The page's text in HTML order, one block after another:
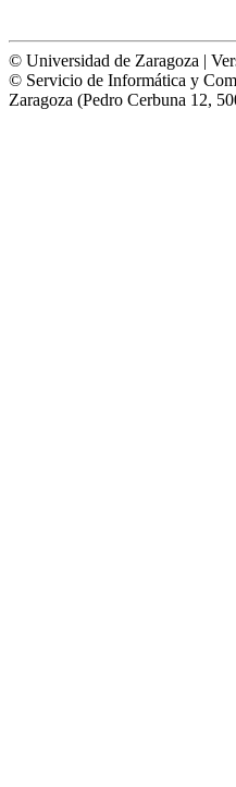
© Universidad de Zaragoza |
© Servicio de Informática y
Zaragoza (Pedro Cerbuna 12,